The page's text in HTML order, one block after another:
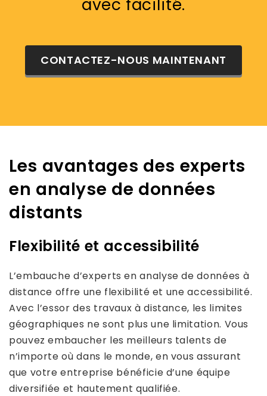
avec facilité.
CONTACTEZ-NOUS MAINTENANT
Les avantages des experts
en analyse de données
distants
Flexibilité et accessibilité
L’embauche d’experts en analyse de données à
distance offre une flexibilité et une accessibilité.
Avec l’essor des travaux à distance, les limites
géographiques ne sont plus une limitation. Vous
pouvez embaucher les meilleurs talents de
n’importe où dans le monde, en vous assurant
que votre entreprise bénéficie d’une équipe
diversifiée et hautement qualifiée.